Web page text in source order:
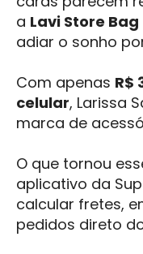
a Lavi Store Bag
adiar o sonho
Com apenas R$
celular, Larissa
marca de
O que tornou
aplicativo da
calcular fretes,
pedidos direto